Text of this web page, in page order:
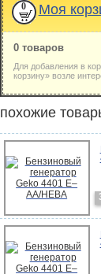
0 Моя
0 товаров
Для добавления в
корзину» возле
похожие